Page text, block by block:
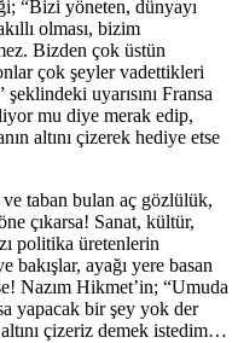
“Bizi yöneten, dünyayı
olması, bizim
Bizden çok üstün
çok şeyler vadettikleri
uyarısını Fransa
mu diye merak edip,
altını çizerek hediye etse
taban bulan aç gözlülük,
çıkarsa! Sanat, kültür,
politika üretenlerin
bakışlar, ayağı yere basan
Nazım Hikmet’in; “Umuda
yapacak bir şey yok der
çizeriz demek istedim…